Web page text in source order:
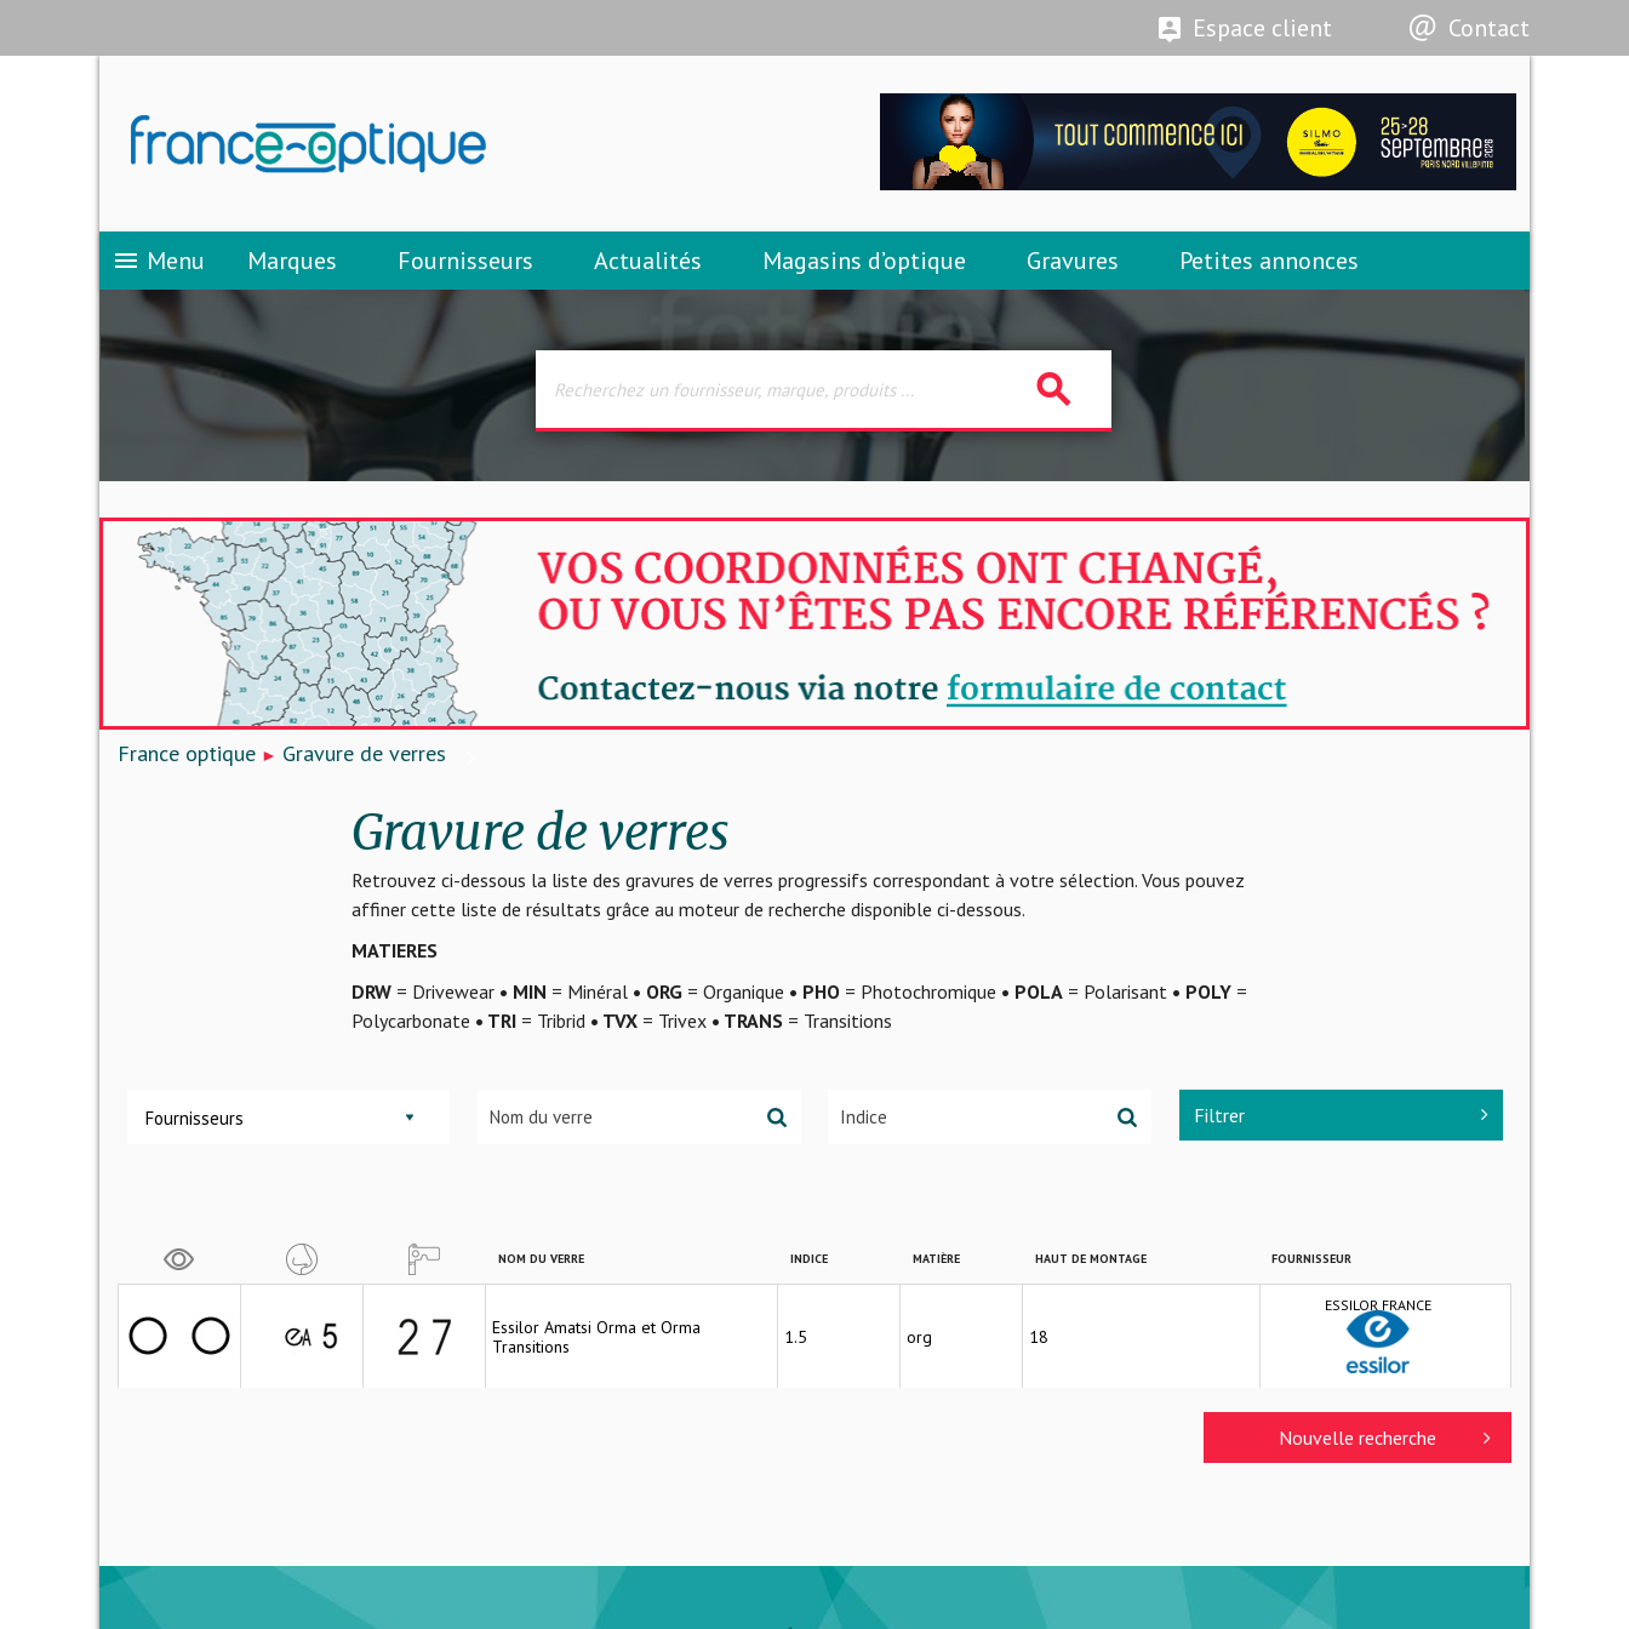
Espace client Contact
menu Menu Marques Fournisseurs Actualités Magasins d’optique Gravures Petites annonces
search
France optique Gravure de verres
Gravure de verres
Retrouvez ci-dessous la liste des gravures de verres progressifs correspondant à votre sélection. Vous pouvez
affiner cette liste de résultats grâce au moteur de recherche disponible ci-dessous.
MATIERES
DRW= Drivewear • MIN = Minéral • ORG= Organique • PHO= Photochromique • POLA= Polarisant • POLY=
Polycarbonate • TRI= Tribrid • TVX= Trivex • TRANS= Transitions
Fournisseurs Filtrer
NOM DU VERRE INDICE MATIÈRE HAUT DE MONTAGE FOURNISSEUR
Essilor Amatsi Orma et Orma
Transitions
1.5 org 18
ESSILOR FRANCE
Nouvelle recherche